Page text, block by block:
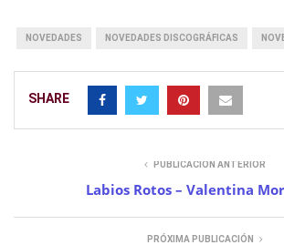
NOVEDADES NOVEDADES DISCOGRÁFICAS
SHARE
PUBLICACIÓN ANTERIOR
Labios Rotos – Valentina
PRÓXIMA PUBLICACIÓN